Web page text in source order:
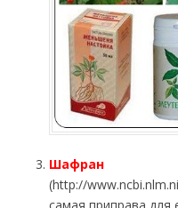
Шафран
(http://